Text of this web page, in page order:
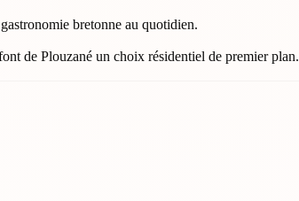
bretonne au quotidien.
de Plouzané un choix résidentiel de premier plan.